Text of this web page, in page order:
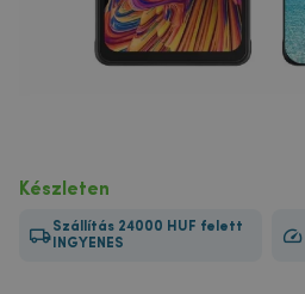
Készleten
Szállítás 24000 HUF felett
INGYENES